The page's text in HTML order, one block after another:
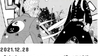
2021.12.28